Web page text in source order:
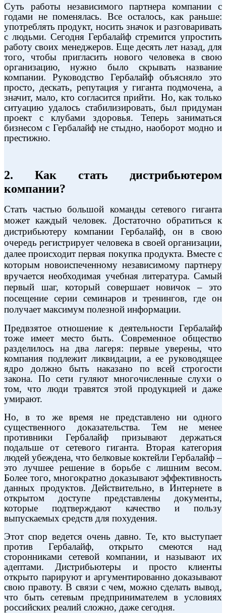
Суть работы независимого партнера компании с
годами не поменялась. Все осталось, как раньше:
употреблять продукт, носить значок и разговаривать
с людьми. Сегодня Гербалайф стремится упростить
работу своих менеджеров. Еще десять лет назад, для
того, чтобы пригласить нового человека в свою
организацию, нужно было скрывать название
компании. Руководство Гербалайф объясняло это
просто, дескать, репутация у гиганта подмочена, а
значит, мало, кто согласится прийти. Но, как только
ситуацию удалось стабилизировать, был придуман
проект с клубами здоровья. Теперь заниматься
бизнесом с Гербалайф не стыдно, наоборот модно и
престижно.
2. Как стать дистрибьютером
компании?
Стать частью большой команды сетевого гиганта
может каждый человек. Достаточно обратиться к
дистрибьютеру компании Гербалайф, он в свою
очередь регистрирует человека в своей организации,
далее происходит первая покупка продукта. Вместе с
которым новоиспеченному независимому партнеру
вручается необходимая учебная литература. Самый
первый шаг, который совершает новичок – это
посещение серии семинаров и тренингов, где он
получает максимум полезной информации.
Предвзятое отношение к деятельности Гербалайф
тоже имеет место быть. Современное общество
разделилось на два лагеря: первые уверены, что
компания подлежит ликвидации, а ее руководящее
ядро должно быть наказано по всей строгости
закона. По сети гуляют многочисленные слухи о
том, что люди травятся этой продукцией и даже
умирают.
Но, в то же время не представлено ни одного
существенного доказательства. Тем не менее
противники Гербалайф призывают держаться
подальше от сетевого гиганта. Вторая категория
людей убеждена, что белковые коктейли Гербалайф –
это лучшее решение в борьбе с лишним весом.
Более того, многократно доказывают эффективность
данных продуктов. Действительно, в Интернете в
открытом доступе представлены документы,
которые подтверждают качество и пользу
выпускаемых средств для похудения.
Этот спор ведется очень давно. Те, кто выступает
против Гербалайф, открыто смеются над
сторонниками сетевой компании, и называют их
адептами. Дистрибьютеры и просто клиенты
открыто парируют и аргументированно доказывают
свою правоту. В связи с чем, можно сделать вывод,
что быть сетевым предпринимателем в условиях
российских реалий сложно, даже сегодня.